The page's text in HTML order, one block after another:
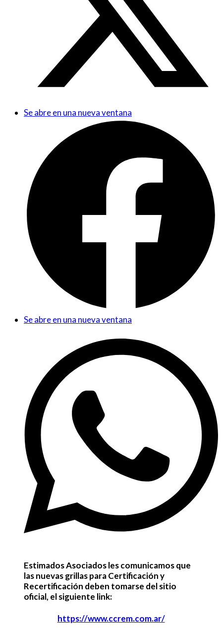
Se abre en una nueva ventana
Se abre en una nueva ventana
Estimados Asociados les comunicamos que
las nuevas grillas para Certificación y
Recertificación deben tomarse del sitio
oficial, el siguiente link:
https://www.ccrem.com.ar/